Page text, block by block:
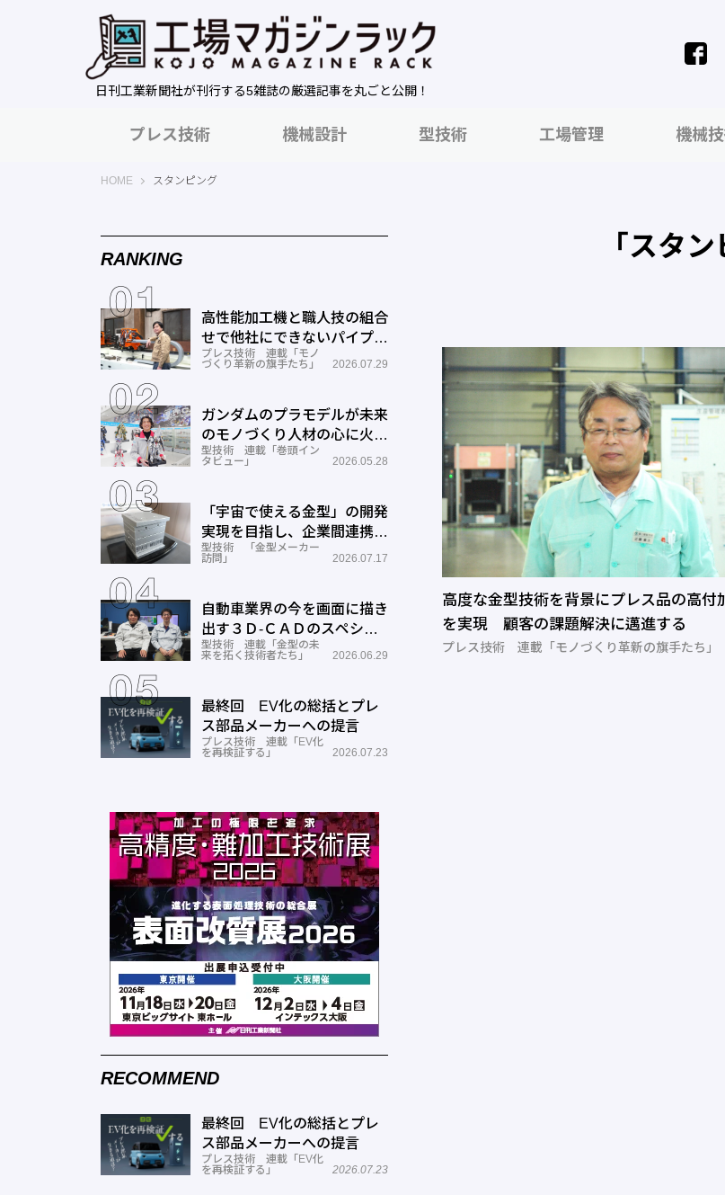
日刊工業新聞社が刊行する5雑誌の厳選記事を丸ごと公開！
プレス技術 機械設計 型技術 工場管理 機械
HOME 工場マガジンラック｜日刊工業新聞社
スタンピング
「スタ
高度な金型技術を背景にプレス品の高付
を実現 顧客の課題解決に邁進する
プレス技術 連載「モノづくり革新の旗手たち」
RANKING
高性能加工機と職人技の組合
せで他社にできないパイプ曲
げを実現―ミナミ技研
プレス技術 連載「モノ
づくり革新の旗手たち」
2026.07.29
ガンダムのプラモデルが未来
のモノづくり人材の心に火を
つける―BANDAI SPIRITS
型技術 連載「巻頭イン
タビュー」
2026.05.28
「宇宙で使える金型」の開発
実現を目指し、企業間連携を
推進―ワールド工業
型技術 「金型メーカー
訪問」
2026.07.17
自動車業界の今を画面に描き
出す３Ｄ-ＣＡＤのスペシャ
リストとしての成長と展望ー
型技術 連載「金型の未
来を拓く技術者たち」
2026.06.29
最終回 EV化の総括とプレ
ス部品メーカーへの提言
プレス技術 連載「EV化
を再検証する」
2026.07.23
RECOMMEND
最終回 EV化の総括とプレ
ス部品メーカーへの提言
プレス技術 連載「EV化
を再検証する」
2026.07.23